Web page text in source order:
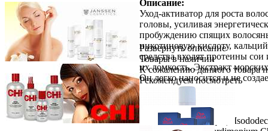
Описание:
Уход-активатор для роста
головы, усиливая
пробуждению спящих
никотиновую кислоту,
средства входят протеины
их ломкость. Экстракт
Он легко наносится и не
Состав: Water (Aqua),
Развернуть описание
Товары в наличии
К сожалению данного товара
Рекомендуем посмотреть